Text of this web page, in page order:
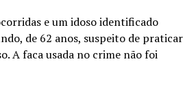
e um idoso identificado
de 62 anos, suspeito de praticar
A faca usada no crime não foi